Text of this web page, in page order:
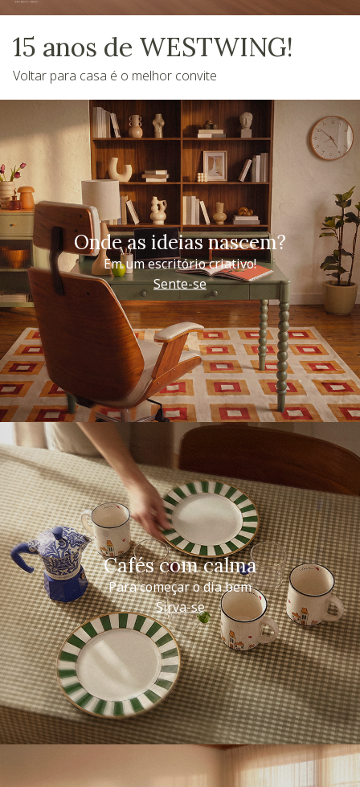
15 anos de WESTWING!
Voltar para casa é o melhor convite
Onde as ideias nascem?
Em um escritório criativo!
Sente-se
Cafés com calma
Para começar o dia bem
Sirva-se